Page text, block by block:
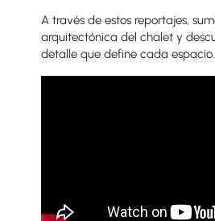
A través de estos reportajes,
arquitectónica del chalet y
detalle que define cada espacio.